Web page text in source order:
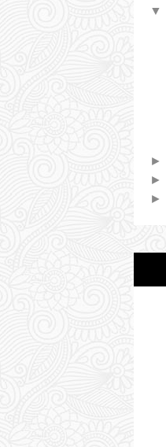
▼
►
►
►